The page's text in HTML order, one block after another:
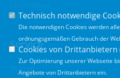
Der Bürgerbeauftragte der
Service
Sitemap
Technisch notwendige
Die notwendigen Cookies werden
ordnungsgemäßen Gebrauch der
Cookies von Drittanbietern
Zur Optimierung unserer Webseite
Angebote von Drittanbietern ein.